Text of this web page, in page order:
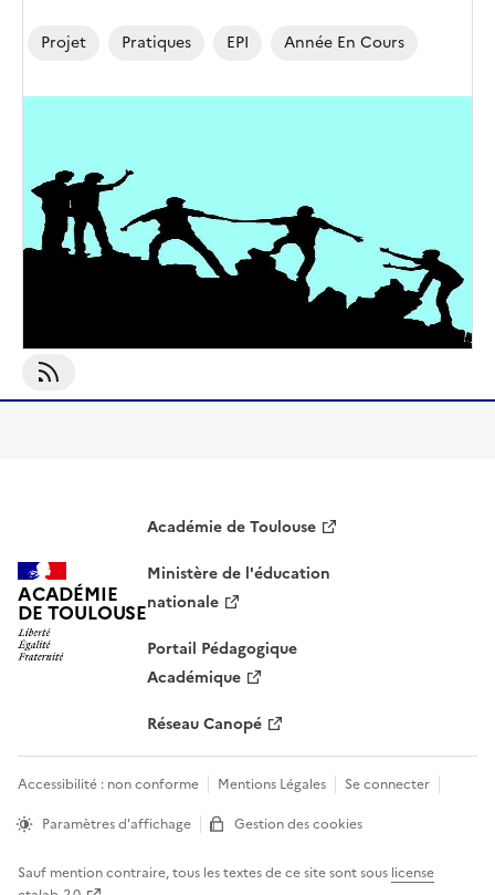
Projet Pratiques EPI Année En Cours
S'abonner À Projet
ACADÉMIE
DE TOULOUSE
Académie de Toulouse
Ministère de l'éducation
nationale
Portail Pédagogique
Académique
Réseau Canopé
Accessibilité : non conforme Mentions Légales
Se connecter
Paramètres d'affichage
Gestion des cookies
Sauf mention contraire, tous les textes de ce site sont sous license